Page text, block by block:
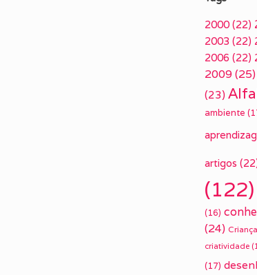
2000 (22)
2003 (22)
2006 (22)
2009(25)
(23)
ambiente
artigos
(122)
(16)
(24) Criança
criatividade
(17)